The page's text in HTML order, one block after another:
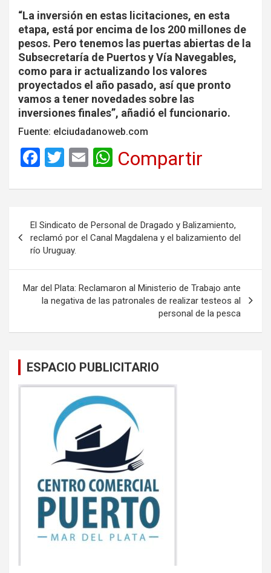
“La inversión en estas licitaciones, en esta
etapa, está por encima de los 200 millones de
pesos. Pero tenemos las puertas abiertas de la
Subsecretaría de Puertos y Vía Navegables,
como para ir actualizando los valores
proyectados el año pasado, así que pronto
vamos a tener novedades sobre las
inversiones finales”, añadió el funcionario.
Fuente: elciudadanoweb.com
F
ce
o
o
k
T
tt
E
ail
W
at
A
p
Compartir
de
entradas
El Sindicato de Personal de Dragado y Balizamiento,
reclamó por el Canal Magdalena y el balizamiento del
río Uruguay.
Mar del Plata: Reclamaron al Ministerio de Trabajo ante
la negativa de las patronales de realizar testeos al
personal de la pesca
ESPACIO PUBLICITARIO